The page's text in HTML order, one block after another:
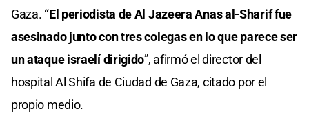
Gaza. “El periodista de Al Jazeera Anas al-Sharif fue
asesinado junto con tres colegas en lo que parece ser
un ataque israelí dirigido”, afirmó el director del
hospital Al Shifa de Ciudad de Gaza, citado por el
propio medio.